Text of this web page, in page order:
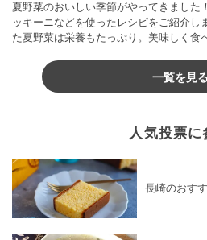
夏野菜のおいしい季節がやってきました
ッキーニなどを使ったレシピをご紹介
た夏野菜は栄養もたっぷり。美味しく食
一覧を見る
人気投票に
長崎のおす